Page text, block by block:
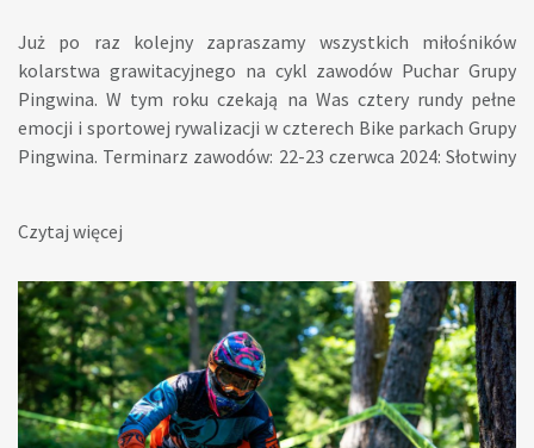
Już po raz kolejny zapraszamy wszystkich miłośników
kolarstwa grawitacyjnego na cykl zawodów Puchar Grupy
Pingwina. W tym roku czekają na Was cztery rundy pełne
emocji i sportowej rywalizacji w czterech Bike parkach Grupy
Pingwina. Terminarz zawodów: 22-23 czerwca 2024: Słotwiny
Pingwina to: Fantastyczne sportowe emocje Atrakcyjne
zabawy Zapraszamy do śledzenia informacji na temat
zawodów na naszych stronach internetowych oraz w
mediach społecznościowych.
Czytaj więcej